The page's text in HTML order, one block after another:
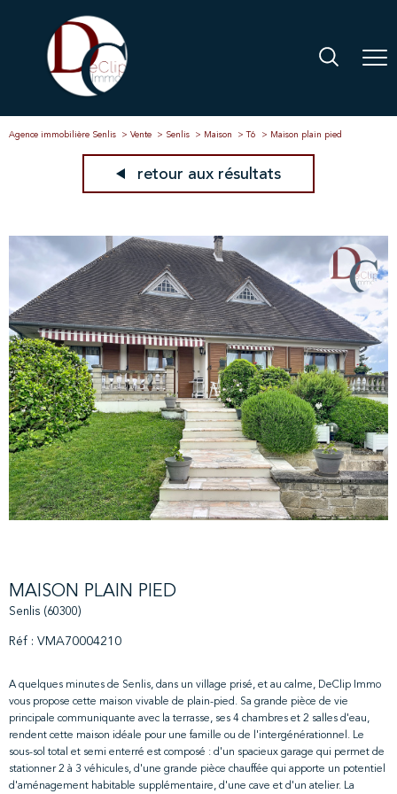
Agence immobilière Senlis Vente Senlis Maison T6 Maison plain pied
retour aux résultats
MAISON PLAIN PIED
Senlis (60300)
Réf : VMA70004210
A quelques minutes de Senlis, dans un village prisé, et au calme, DeClip Immo
vous propose cette maison vivable de plain-pied. Sa grande pièce de vie
principale communiquante avec la terrasse, ses 4 chambres et 2 salles d'eau,
rendent cette maison idéale pour une famille ou de l'intergénérationnel. Le
sous-sol total et semi enterré est composé : d'un spacieux garage qui permet de
stationner 2 à 3 véhicules, d'une grande pièce chauffée qui apporte un potentiel
d'aménagement habitable supplémentaire, d'une cave et d'un atelier. La